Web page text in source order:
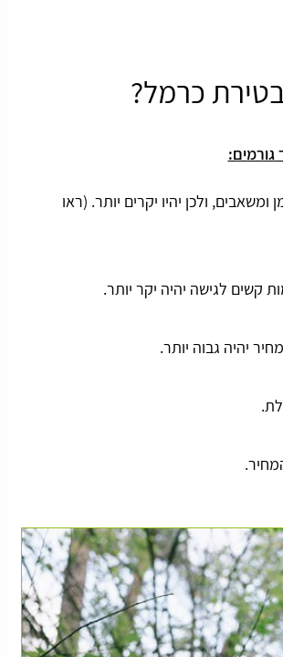
כרמל?
ומשאבים, ולכן יהיו יקרים יותר. (ראו
קשים לגישה יהיה יקר יותר.
יהיה גבוה יותר.